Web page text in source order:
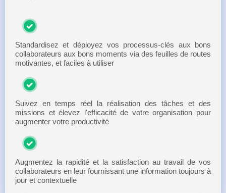
Standardisez et déployez vos processus-clés aux bons
collaborateurs aux bons moments via des feuilles de routes
motivantes, et faciles à utiliser
Suivez en temps réel la réalisation des tâches et des
missions et élevez l'efficacité de votre organisation pour
augmenter votre productivité
Augmentez la rapidité et la satisfaction au travail de vos
collaborateurs en leur fournissant une information toujours à
jour et contextuelle